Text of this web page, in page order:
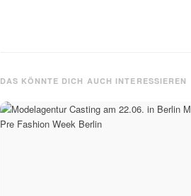
DAS KÖNNTE DICH AUCH INTERESSIEREN